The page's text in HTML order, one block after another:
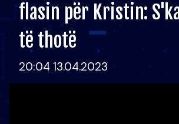
flasin për Kristin:
të thotë
20:04 13.04.2023